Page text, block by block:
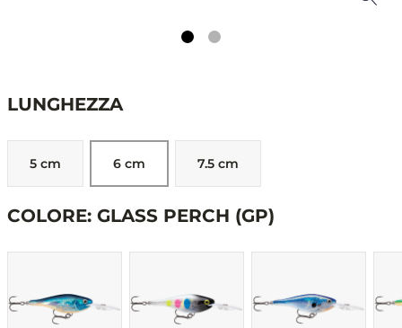
LUNGHEZZA
5 cm 6 cm 7.5 cm
COLORE: GLASS PERCH (GP)